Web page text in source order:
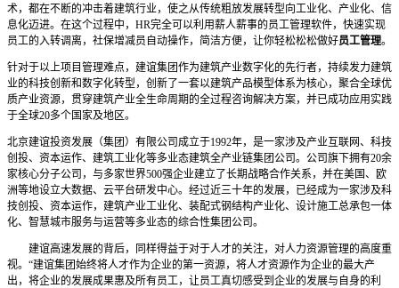
术，都在不断的冲击着建筑行业，使之从传统粗放发展转型向工业化、产业化、信
息化迈进。在这个过程中，HR完全可以利用薪人薪事的员工管理软件，快速实现
员工的入转调离，社保增减员自动操作，简洁方便，让你轻松松松做好员工管理。
针对于以上项目管理难点，建谊集团作为建筑产业数字化的先行者，持续发力建筑
业的科技创新和数字化转型，创新了一套以建筑产品模型体系为核心，聚合全球优
质产业资源，贯穿建筑产业全生命周期的全过程咨询解决方案，并已成功应用实践
于全球20多个国家及地区。
北京建谊投资发展（集团）有限公司成立于1992年，是一家涉及产业互联网、科技
创投、资本运作、建筑工业化等多业态建筑全产业链集团公司。公司旗下拥有20余
家核心分子公司，与多家世界500强企业建立了长期战略合作关系，并在美国、欧
洲等地设立大数据、云平台研发中心。经过近三十年的发展，已经成为一家涉及科
技创投、资本运作，建筑产业工业化、装配式钢结构产业化、设计施工总承包一体
化、智慧城市服务与运营等多业态的综合性集团公司。
建谊高速发展的背后，同样得益于对于人才的关注，对人力资源管理的高度重
视。“建谊集团始终将人才作为企业的第一资源，将人才资源作为企业的最大产
出，将企业的发展成果惠及所有员工，让员工真切感受到企业的发展与自身的利